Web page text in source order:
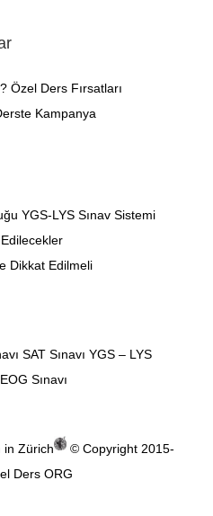
Özel Ders Fırsatları
Kampanya
YGS-LYS Sınav Sistemi
Dikkat Edilmeli
SAT Sınavı YGS – LYS
Sınavı
in Zürich
© Copyright 2015-
Ders ORG